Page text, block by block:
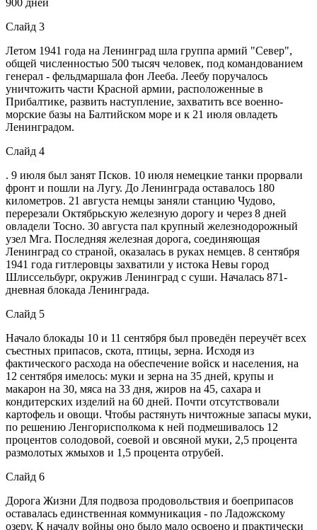
Слайд 3
Летом 1941 года на Ленинград шла группа армий "Север",
общей численностью 500 тысяч человек, под командованием
генерал - фельдмаршала фон Лееба. Леебу поручалось
уничтожить части Красной армии, расположенные в
Прибалтике, развить наступление, захватить все военно-
морские базы на Балтийском море и к 21 июля овладеть
Ленинградом.
Слайд 4
. 9 июля был занят Псков. 10 июля немецкие танки прорвали
фронт и пошли на Лугу. До Ленинграда оставалось 180
километров. 21 августа немцы заняли станцию Чудово,
перерезали Октябрьскую железную дорогу и через 8 дней
овладели Тосно. 30 августа пал крупный железнодорожный
узел Мга. Последняя железная дорога, соединяющая
Ленинград со страной, оказалась в руках немцев. 8 сентября
1941 года гитлеровцы захватили у истока Невы город
Шлиссельбург, окружив Ленинград с суши. Началась 871-
дневная блокада Ленинграда.
Слайд 5
Начало блокады 10 и 11 сентября был проведён переучёт всех
съестных припасов, скота, птицы, зерна. Исходя из
фактического расхода на обеспечение войск и населения, на
12 сентября имелось: муки и зерна на 35 дней, крупы и
макарон на 30, мяса на 33 дня, жиров на 45, сахара и
кондитерских изделий на 60 дней. Почти отсутствовали
картофель и овощи. Чтобы растянуть ничтожные запасы муки,
по решению Ленгорисполкома к ней подмешивалось 12
процентов солодовой, соевой и овсяной муки, 2,5 процента
размолотых жмыхов и 1,5 процента отрубей.
Слайд 6
Дорога Жизни Для подвоза продовольствия и боеприпасов
оставалась единственная коммуникация - по Ладожскому
озеру. К началу войны оно было мало освоено и практически